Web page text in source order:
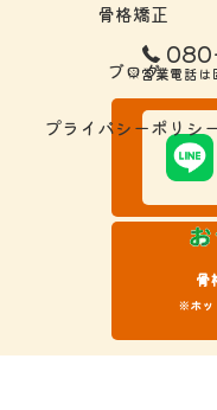
※営業電話は
骨
※ホッ
骨格矯正
ブログ
プライバシーポリシ
© 2026 岐阜県大垣市の接骨院
り